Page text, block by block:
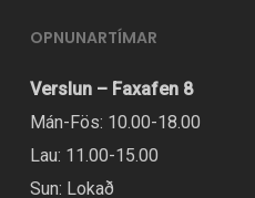
OPNUNARTÍMAR
Verslun – Faxafen 8
Mán-Fös: 10.00-18.00
Lau: 11.00-15.00
Sun: Lokað